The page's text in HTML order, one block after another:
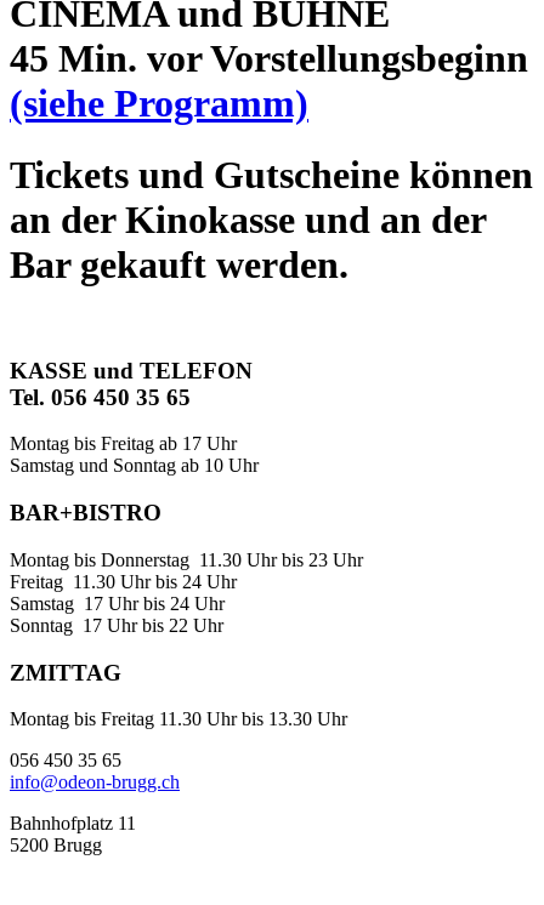
CINEMA und BÜHNE
45 Min. vor Vorstellungsbeginn
(siehe Programm)
Tickets und Gutscheine können
an der Kinokasse und an der
Bar gekauft werden.
KASSE und TELEFON
Tel. 056 450 35 65
Montag bis Freitag ab 17 Uhr
Samstag und Sonntag ab 10 Uhr
BAR+BISTRO
Montag bis Donnerstag 11.30 Uhr bis 23 Uhr
Freitag 11.30 Uhr bis 24 Uhr
Samstag 17 Uhr bis 24 Uhr
Sonntag 17 Uhr bis 22 Uhr
ZMITTAG
Montag bis Freitag 11.30 Uhr bis 13.30 Uhr
056 450 35 65
info@odeon-brugg.ch
Bahnhofplatz 11
5200 Brugg